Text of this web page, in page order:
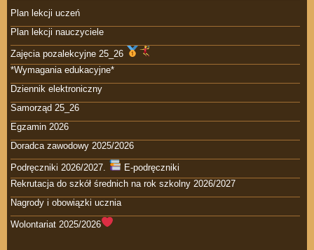
Plan lekcji uczeń
Plan lekcji nauczyciele
Zajęcia pozalekcyjne 25_26
*Wymagania edukacyjne*
Dziennik elektroniczny
Samorząd 25_26
Egzamin 2026
Doradca zawodowy 2025/2026
Podręczniki 2026/2027.
E-podręczniki
Rekrutacja do szkół średnich na rok szkolny 2026/2027
Nagrody i obowiązki ucznia
Wolontariat 2025/2026